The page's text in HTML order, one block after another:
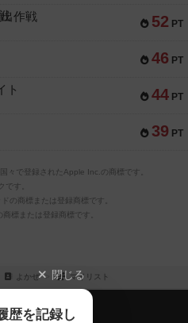
52 PT
作戦
46 PT
44 PT
ト
39 PT
々で登録されたApple Inc.の商標です。
す。
の商標または登録商標です。
標または登録商標です。
よかぜ マイリスト
閉じる
歴を記録し